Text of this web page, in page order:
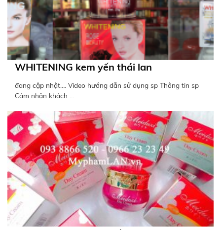
WHITENING kem yến thái lan
đang cập nhật…. Video hướng dẫn sử dụng sp Thông tin sp
Cảm nhận khách ...